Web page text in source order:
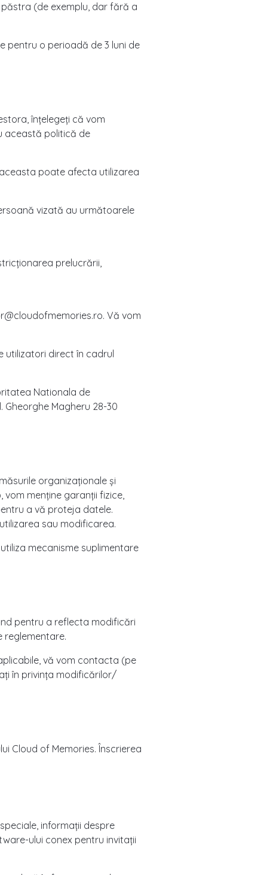
(de exemplu, dar fără a
pentru o perioadă de 3 luni de
înțelegeți că vom
această politică de
poate afecta utilizarea
vizată au următoarele
prelucrării,
Vă vom
utilizatori direct în cadrul
Nationala de
Gheorghe Magheru 28-30
organizaționale și
menține garanții fizice,
a vă proteja datele.
sau modificarea.
mecanisme suplimentare
pentru a reflecta modificări
reglementare.
vă vom contacta (pe
în privința modificărilor/
Cloud of Memories. Înscrierea
informații despre
ului conex pentru invitații